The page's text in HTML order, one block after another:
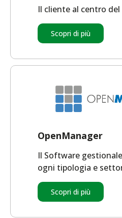
Il cliente al centro
Scopri di più
OpenManager
Il Software
ogni tipologia e
Scopri di più